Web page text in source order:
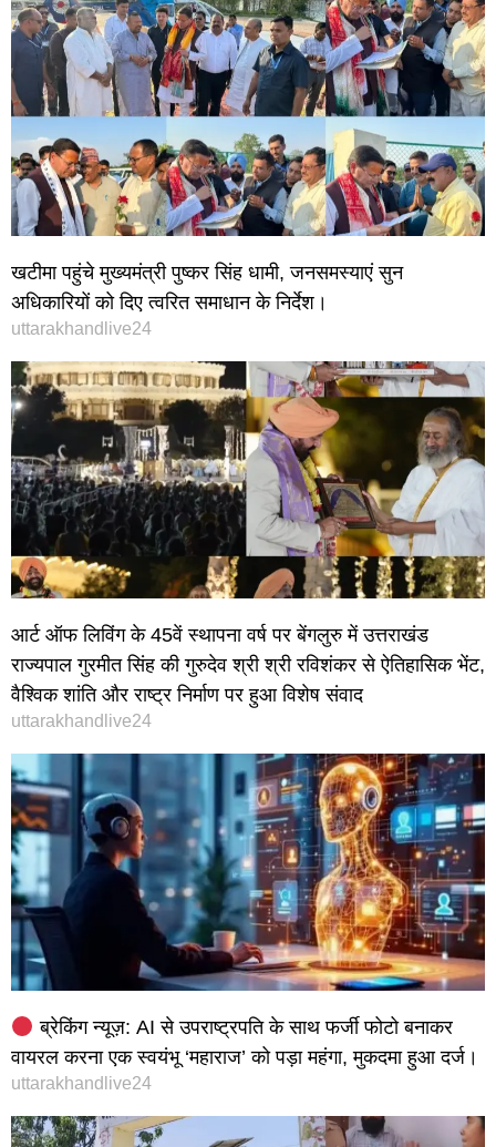
खटीमा पहुंचे मुख्यमंत्री पुष्कर सिंह धामी, जनसमस्याएं सुन
अधिकारियों को दिए त्वरित समाधान के निर्देश।
uttarakhandlive24
आर्ट ऑफ लिविंग के 45वें स्थापना वर्ष पर बेंगलुरु में उत्तराखंड
राज्यपाल गुरमीत सिंह की गुरुदेव श्री श्री रविशंकर से ऐतिहासिक भेंट,
वैश्विक शांति और राष्ट्र निर्माण पर हुआ विशेष संवाद
uttarakhandlive24
ब्रेकिंग न्यूज़: AI से उपराष्ट्रपति के साथ फर्जी फोटो बनाकर
वायरल करना एक स्वयंभू ‘महाराज’ को पड़ा महंगा, मुकदमा हुआ दर्ज।
uttarakhandlive24